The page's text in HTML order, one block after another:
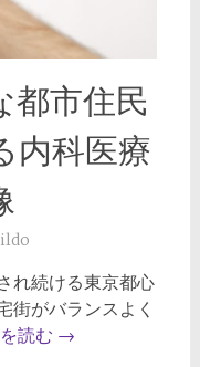
都市住民
内科医療
れ続ける東京都心
街がバランスよく
読む →